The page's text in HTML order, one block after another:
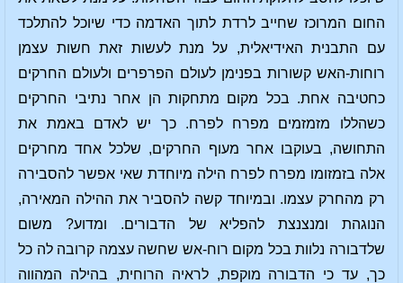
החום המרוכז שחייב לרדת לתוך האדמה כדי שיוכל להתלכד
עם התבנית האידיאלית, על מנת לעשות זאת חשות עצמן
רוחות-האש קשורות בפנימן לעולם הפרפרים ולעולם החרקים
כחטיבה אחת. בכל מקום מתחקות הן אחר נתיבי החרקים
כשהללו מזמזמים מפרח לפרח. כך יש לאדם באמת את
התחושה, בעוקבו אחר מעוף החרקים, שלכל אחד מחרקים
אלה בזמזומו מפרח לפרח הילה מיוחדת שאי אפשר להסבירה
רק מהחרק עצמו. ובמיוחד קשה להסביר את ההילה המאירה,
הנוגהת ומנצנצת להפליא של הדבורים. ומדוע? משום
שלדבורה נלוות בכל מקום רוח-אש שחשה עצמה קרובה לה כל
כך, עד כי הדבורה מוקפת, לראיה הרוחית, בהילה המהווה